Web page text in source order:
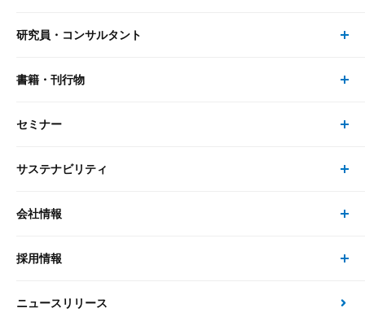
リサーチ
大和総研の強み
先端テクノロジーに基づく新たな価値の創出
レポート・コラム トップ
最新のレポート・コラム
政策分析
研究員・コンサルタント
研究員・コンサルタント トップ
研究員
書籍・刊行物
書籍・刊行物 トップ
書籍
セミナー
セミナー トップ
現在受付中のセミナー・イベント
サステナビリティ
サステナビリティの取り組み
次世代社会への貢献
会社情報
会社情報 トップ
会社概要・役員一覧
採用情報
採用情報 トップ
ニュースリリース